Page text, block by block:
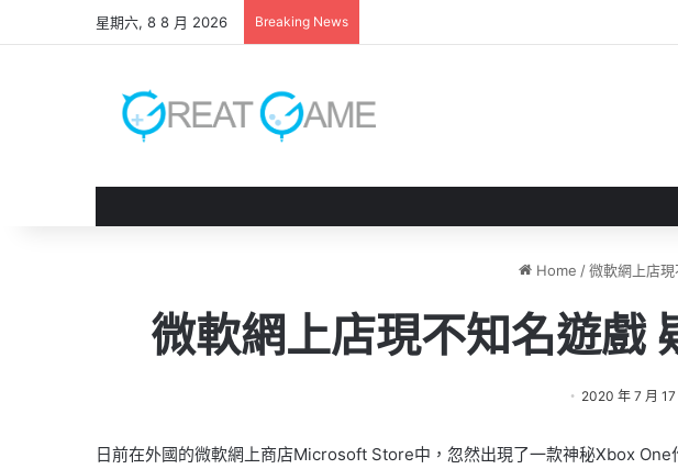
星期六, 8 8 月 2026 Breaking News
Home /微軟網上店
微軟網上店現不知名遊
2020 年 7 月 17
日前在外國的微軟網上商店Microsoft Store中，忽然出現了一款神秘Xbox